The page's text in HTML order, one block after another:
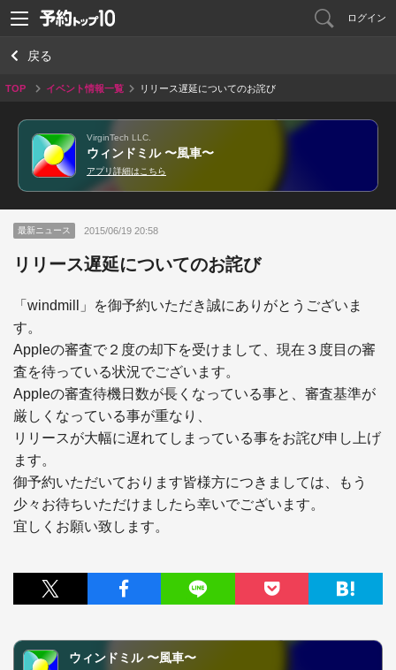
ログイン
戻る
TOP イベント情報一覧 リリース遅延についてのお詫び
VirginTech LLC.
ウィンドミル 〜風車〜
アプリ詳細はこちら
最新ニュース 2015/06/19 20:58
リリース遅延についてのお詫び
「windmill」を御予約いただき誠にありがとうございま
す。
Appleの審査で２度の却下を受けまして、現在３度目の審
査を待っている状況でございます。
Appleの審査待機日数が長くなっている事と、審査基準が
厳しくなっている事が重なり、
リリースが大幅に遅れてしまっている事をお詫び申し上げ
ます。
御予約いただいております皆様方につきましては、もう
少々お待ちいただけましたら幸いでございます。
宜しくお願い致します。
ウィンドミル 〜風車〜